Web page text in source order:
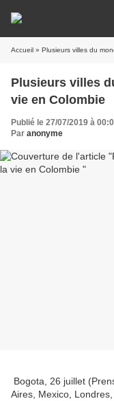
Accueil » Plusieurs villes du
Plusieurs villes
vie en Colombie
Publié le 27/07/2019 à
Par anonyme
Bogota, 26 juillet
Aires, Mexico,